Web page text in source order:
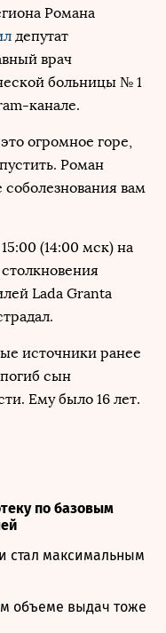
Романа
депутат
врач
больницы № 1
канале.
огромное горе,
Роман
вам
(14:00 мск) на
Lada Granta
источники ранее
сын
Ему было 16 лет.
по базовым
стал максимальным
объеме выдач тоже